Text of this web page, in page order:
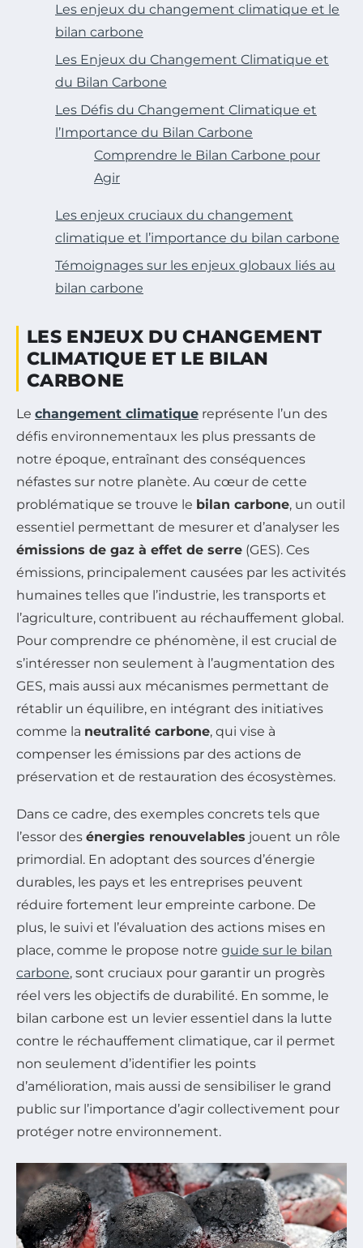
Les enjeux du changement climatique et le
bilan carbone
Les Enjeux du Changement Climatique et
du Bilan Carbone
Les Défis du Changement Climatique et
l’Importance du Bilan Carbone
Comprendre le Bilan Carbone pour
Agir
Les enjeux cruciaux du changement
climatique et l’importance du bilan carbone
Témoignages sur les enjeux globaux liés au
bilan carbone
LES ENJEUX DU CHANGEMENT
CLIMATIQUE ET LE BILAN
CARBONE
Le changement climatique représente l’un des
défis environnementaux les plus pressants de
notre époque, entraînant des conséquences
néfastes sur notre planète. Au cœur de cette
problématique se trouve le bilan carbone, un outil
essentiel permettant de mesurer et d’analyser les
émissions de gaz à effet de serre (GES). Ces
émissions, principalement causées par les activités
humaines telles que l’industrie, les transports et
l’agriculture, contribuent au réchauffement global.
Pour comprendre ce phénomène, il est crucial de
s’intéresser non seulement à l’augmentation des
GES, mais aussi aux mécanismes permettant de
rétablir un équilibre, en intégrant des initiatives
comme la neutralité carbone, qui vise à
compenser les émissions par des actions de
préservation et de restauration des écosystèmes.
Dans ce cadre, des exemples concrets tels que
l’essor des énergies renouvelables jouent un rôle
primordial. En adoptant des sources d’énergie
durables, les pays et les entreprises peuvent
réduire fortement leur empreinte carbone. De
plus, le suivi et l’évaluation des actions mises en
place, comme le propose notre guide sur le bilan
carbone, sont cruciaux pour garantir un progrès
réel vers les objectifs de durabilité. En somme, le
bilan carbone est un levier essentiel dans la lutte
contre le réchauffement climatique, car il permet
non seulement d’identifier les points
d’amélioration, mais aussi de sensibiliser le grand
public sur l’importance d’agir collectivement pour
protéger notre environnement.